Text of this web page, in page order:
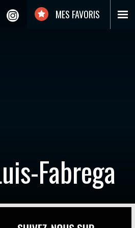
MES FAVORIS
Fabrega